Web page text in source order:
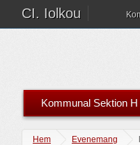
CI. Iolkou
Kommunal Sektion H
Hem Evenemang